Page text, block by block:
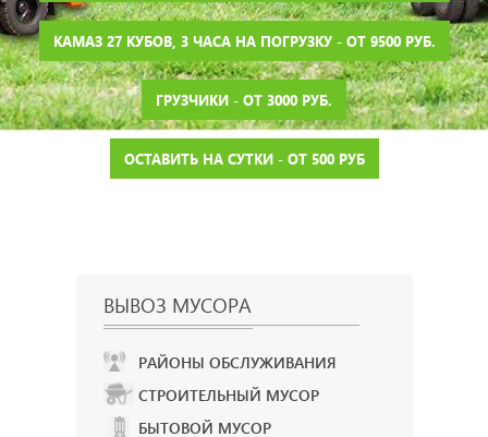
КАМАЗ 27 КУБОВ, 3 ЧАСА НА ПОГРУЗКУ - ОТ 9500 РУБ.
ГРУЗЧИКИ - ОТ 3000 РУБ.
ОСТАВИТЬ НА СУТКИ - ОТ 500 РУБ
ВЫВОЗ МУСОРА
РАЙОНЫ ОБСЛУЖИВАНИЯ
СТРОИТЕЛЬНЫЙ МУСОР
БЫТОВОЙ МУСОР